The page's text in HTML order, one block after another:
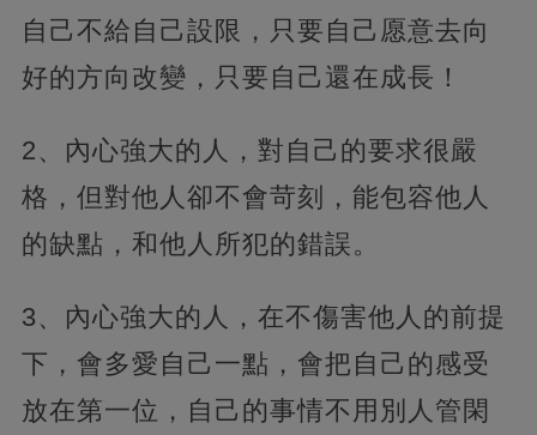
自己不給自己設限，只要自己愿意去向
好的方向改變，只要自己還在成長！
2、內心強大的人，對自己的要求很嚴
格，但對他人卻不會苛刻，能包容他人
的缺點，和他人所犯的錯誤。
3、內心強大的人，在不傷害他人的前提
下，會多愛自己一點，會把自己的感受
放在第一位，自己的事情不用別人管閑